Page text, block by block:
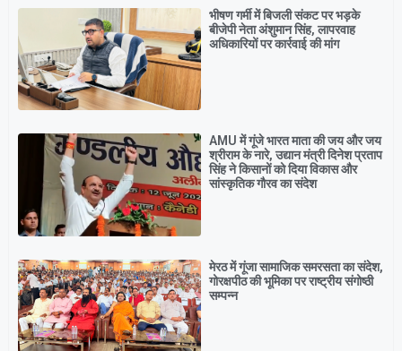
भीषण गर्मी में बिजली संकट पर भड़के
बीजेपी नेता अंशुमान सिंह, लापरवाह
अधिकारियों पर कार्रवाई की मांग
AMU में गूंजे भारत माता की जय और जय
श्रीराम के नारे, उद्यान मंत्री दिनेश प्रताप
सिंह ने किसानों को दिया विकास और
सांस्कृतिक गौरव का संदेश
मेरठ में गूंजा सामाजिक समरसता का संदेश,
गोरक्षपीठ की भूमिका पर राष्ट्रीय संगोष्ठी
सम्पन्न